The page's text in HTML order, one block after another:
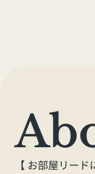
水漏れ
【 お部屋リード